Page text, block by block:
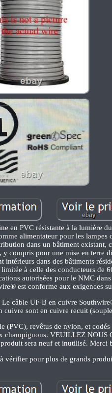
en PVC résistante à la lumière
alimentateur pour les lampes
dans un bâtiment existant,
compris pour une mise en terre
dans des bâtiments
à celle des conducteurs de
autorisées pour le NMC
est conforme aux exigences
câble UF-B en cuivre
sont en cuivre recuit
(PVC), revêtus de nylon, et
champignons. VEUILLEZ NOUS
sera neuf et inutilisé. Merci
vérifier pour plus de grands